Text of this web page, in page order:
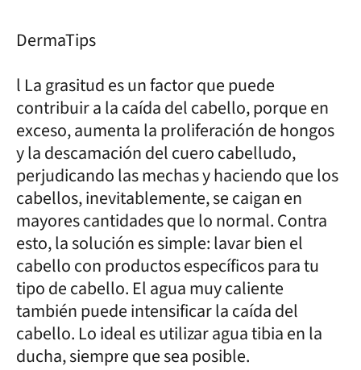
DermaTips
l La grasitud es un factor que puede
contribuir a la caída del cabello, porque en
exceso, aumenta la proliferación de hongos
y la descamación del cuero cabelludo,
perjudicando las mechas y haciendo que los
cabellos, inevitablemente, se caigan en
mayores cantidades que lo normal. Contra
esto, la solución es simple: lavar bien el
cabello con productos específicos para tu
tipo de cabello. El agua muy caliente
también puede intensificar la caída del
cabello. Lo ideal es utilizar agua tibia en la
ducha, siempre que sea posible.